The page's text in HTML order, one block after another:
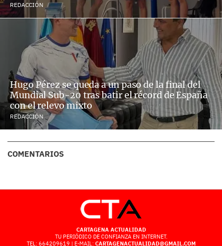
REDACCIÓN
Hugo Pérez se queda a un paso de la final del
Mundial Sub-20 tras batir el récord de España
con el relevo mixto
REDACCIÓN
COMENTARIOS
CARTAGENA ACTUALIDAD
TU PERIÓDICO DE CONFIANZA EN INTERNET.
TEL: 664209619 | E-MAIL: CARTAGENACTUALIDAD@GMAIL.COM